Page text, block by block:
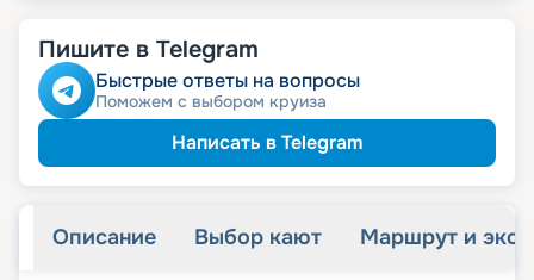
Пишите в Telegram
Быстрые ответы на вопросы
Поможем с выбором круиза
Написать в Telegram
Описание Выбор кают Маршрут и